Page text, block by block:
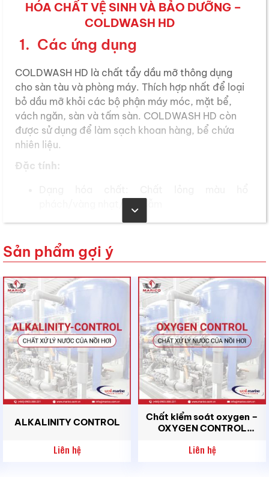
HÓA CHẤT VỆ SINH VÀ BẢO DƯỠNG –
COLDWASH HD
1. Các ứng dụng
COLDWASH HD là chất tẩy dầu mỡ thông dụng
cho sàn tàu và phòng máy. Thích hợp nhất để loại
bỏ dầu mỡ khỏi các bộ phận máy móc, mặt bể,
vách ngăn, sàn và tấm sàn. COLDWASH HD còn
được sử dụng để làm sạch khoan hàng, bể chứa
nhiên liệu.
Đặc tính:
Tính ăn mòn kim loại: Không có (Cao su có
Trọn g lượng riêng: 0,85 – 0,9 (20°C)
Điểm bốc hơi: >63°C
IMO Class: 9/ III
UN Number: 3082
ADR: 9.11c)
2. Hướng dẫn sử dụng
COLDWASH HD được thi công bằng cách ngâm,
phun hoặc kết hợp với việc chà xát.
Sản phẩm gợi ý
ALKALINITY CONTROL
Liên hệ
Chất kiểm soát oxygen –
OXYGEN CONTROL
Liên hệ